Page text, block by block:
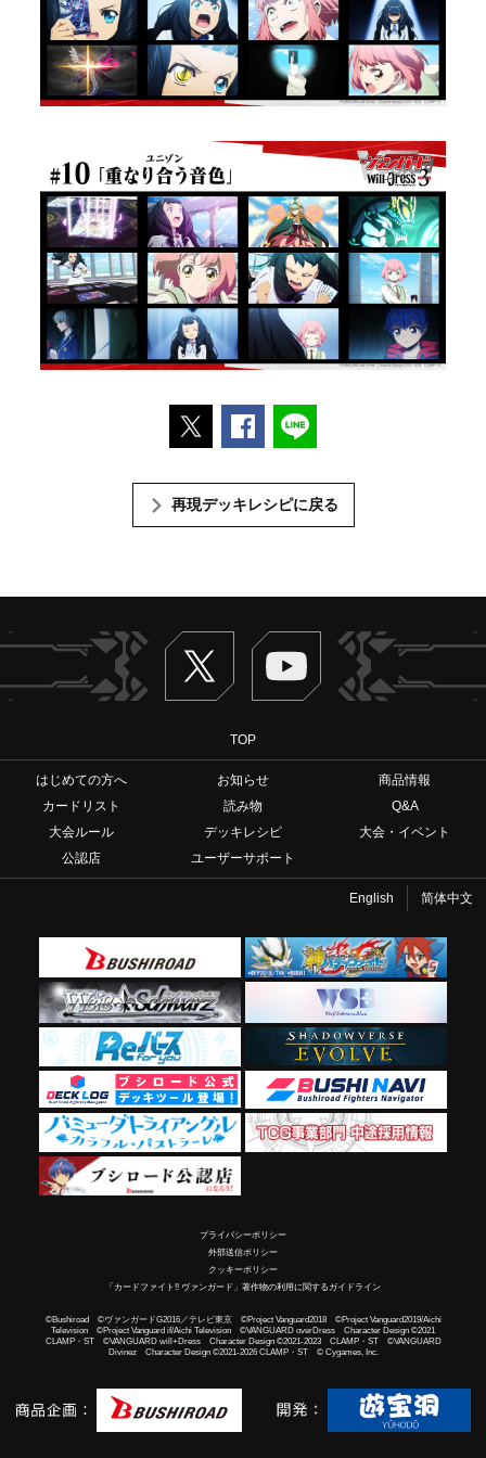
ポストするFacebookでシェアする
再現デッキレシピに戻る
Twitter ヴァンガードch
TOP
はじめての方へ お知らせ
商品情報
カードリスト
読み物
Q&A
大会ルール
デッキレシピ
大会・イベント
公認店
ユーザーサポート
English 简体中文
プライバシーポリシー
外部送信ポリシー
クッキーポリシー
「カードファイト!! ヴァンガード」著作物の利用に関するガイドライン
©Bushiroad ©ヴァンガードG2016／テレビ東京 ©Project Vanguard2018 ©Project Vanguard2019/Aichi
Television ©Project Vanguard if/Aichi Television ©VANGUARD overDress Character Design ©2021
CLAMP・ST ©VANGUARD will+Dress Character Design ©2021-2023 CLAMP・ST ©VANGUARD
Divinez Character Design ©2021-2026 CLAMP・ST © Cygames, Inc.